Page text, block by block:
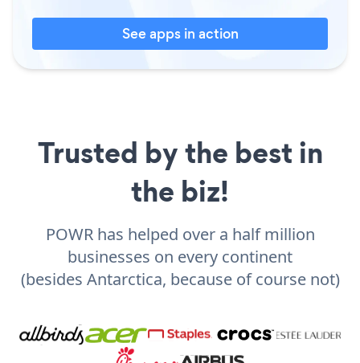
See apps in action
Trusted by the best in
the biz!
POWR has helped over a half million
businesses on every continent
(besides Antarctica, because of course not)